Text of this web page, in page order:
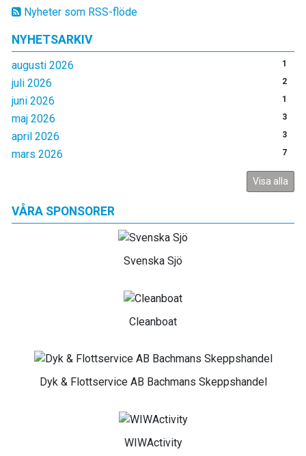
Nyheter som RSS-flöde
NYHETSARKIV
augusti 2026 1
juli 2026 2
juni 2026 1
maj 2026 3
april 2026 3
mars 2026 7
Visa alla
VÅRA SPONSORER
Svenska Sjö
Cleanboat
Dyk & Flottservice AB Bachmans Skeppshandel
WIWActivity